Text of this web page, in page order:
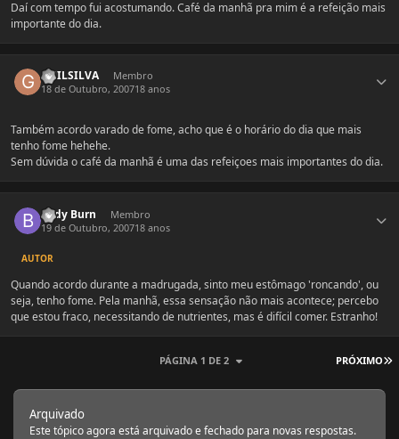
Daí com tempo fui acostumando. Café da manhã pra mim é a refeição mais
importante do dia.
GUILSILVA
Membro
18 de Outubro, 200718 anos
Também acordo varado de fome, acho que é o horário do dia que mais
tenho fome hehehe.
Sem dúvida o café da manhã é uma das refeiçoes mais importantes do dia.
Body Burn
Membro
19 de Outubro, 200718 anos
AUTOR
Quando acordo durante a madrugada, sinto meu estômago 'roncando', ou
seja, tenho fome. Pela manhã, essa sensação não mais acontece; percebo
que estou fraco, necessitando de nutrientes, mas é difícil comer. Estranho!
PRÓXIMO
PÁGINA 1 DE 2
Arquivado
Este tópico agora está arquivado e fechado para novas respostas.